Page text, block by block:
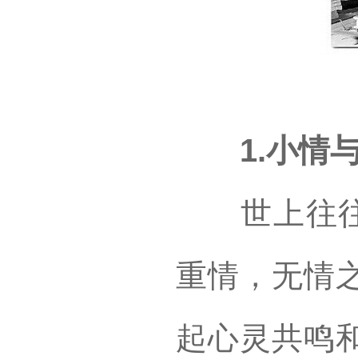
1.小情与
世上往往
重情，无情
起心灵共鸣